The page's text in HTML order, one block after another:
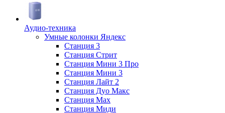
Аудио-техника
Умные колонки Яндекс
Станция 3
Станция Стрит
Станция Мини 3 Про
Станция Мини 3
Станция Лайт 2
Станция Дуо Макс
Станция Max
Станция Миди